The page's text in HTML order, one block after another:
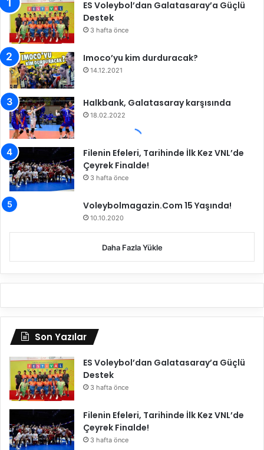
c
e
k
t
ş
ı
ES Voleybol’dan Galatasaray’a Güçlü
Destek
3 hafta önce
Imoco’yu kim durduracak?
14.12.2021
Halkbank, Galatasaray karşısında
18.02.2022
Filenin Efeleri, Tarihinde İlk Kez VNL’de
Çeyrek Finalde!
3 hafta önce
Voleybolmagazin.Com 15 Yaşında!
10.10.2020
Daha Fazla Yükle
Son Yazılar
ES Voleybol’dan Galatasaray’a Güçlü
Destek
3 hafta önce
Filenin Efeleri, Tarihinde İlk Kez VNL’de
Çeyrek Finalde!
3 hafta önce